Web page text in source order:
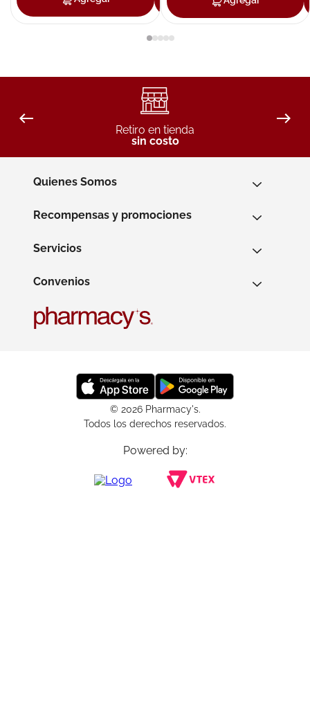
Retiro en tienda
sin costo
Quienes Somos
Recompensas y promociones
Servicios
Convenios
© 2026 Pharmacy's.
Todos los derechos reservados.
Powered by: